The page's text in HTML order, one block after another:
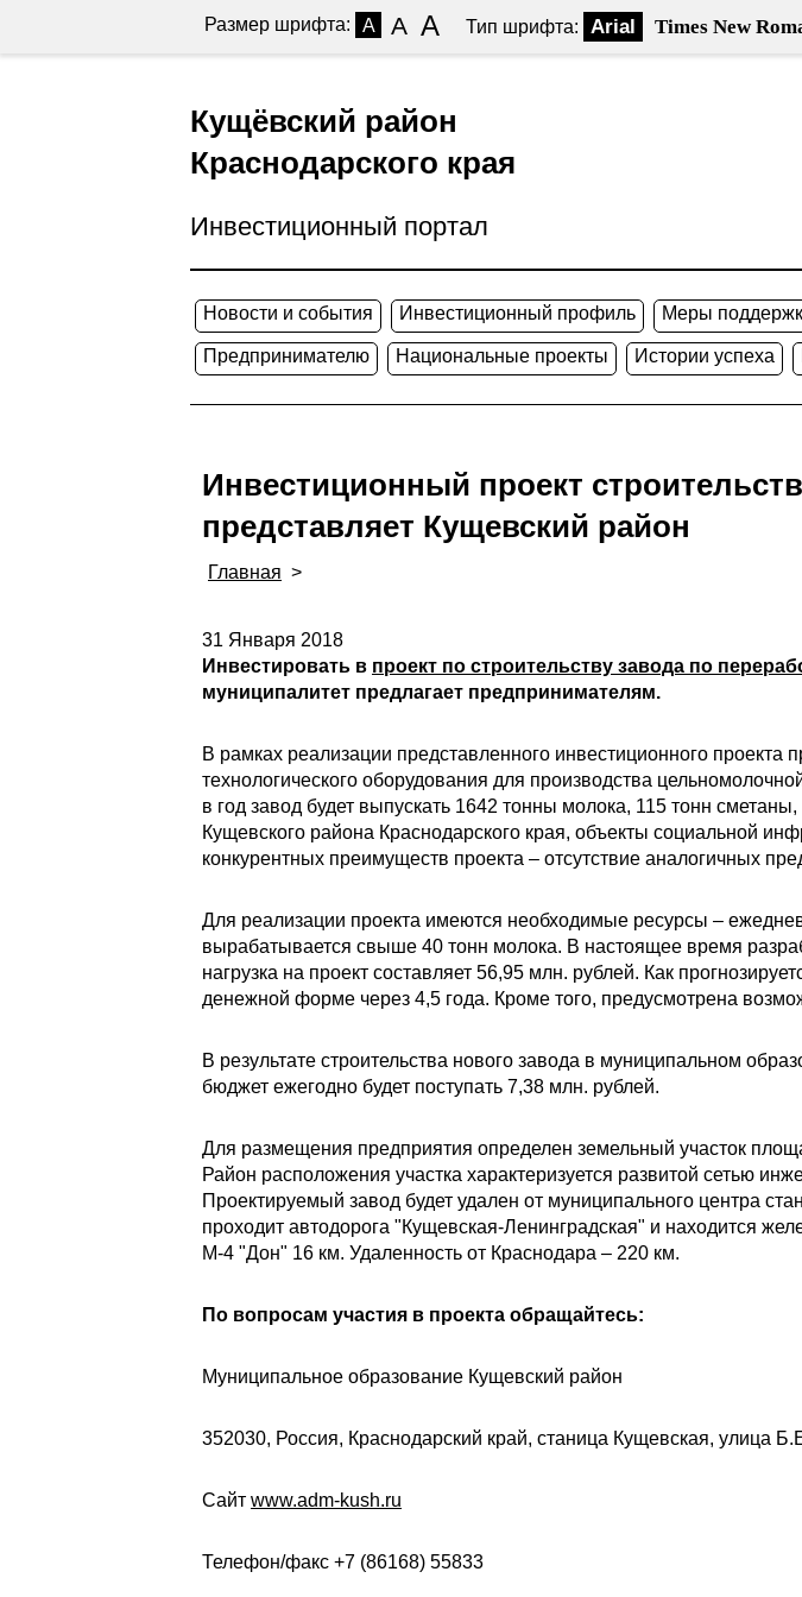
Размер шрифта: A A A Тип шрифта: Arial Times New
Кущёвский район
Краснодарского края
Инвестиционный портал
Новости и события Инвестиционный профиль Меры
Предпринимателю Национальные проекты Истории успеха
Инвестиционный проект
представляет Кущевский район
Главная >
31 Января 2018
Инвестировать в проект по строительству завода по
муниципалитет предлагает предпринимателям.
В рамках реализации представленного инвестиционного проекта
технологического оборудования для производства
в год завод будет выпускать 1642 тонны молока, 115 тонн
Кущевского района Краснодарского края, объекты социальной
конкурентных преимуществ проекта – отсутствие аналогичных
Для реализации проекта имеются необходимые ресурсы –
вырабатывается свыше 40 тонн молока. В настоящее время
нагрузка на проект составляет 56,95 млн. рублей. Как
денежной форме через 4,5 года. Кроме того, предусмотрена
В результате строительства нового завода в муниципальном
бюджет ежегодно будет поступать 7,38 млн. рублей.
Для размещения предприятия определен земельный участок
Район расположения участка характеризуется развитой сетью
Проектируемый завод будет удален от муниципального центра
проходит автодорога "Кущевская-Ленинградская" и находится
М-4 "Дон" 16 км. Удаленность от Краснодара – 220 км.
По вопросам участия в проекта обращайтесь:
Муниципальное образование Кущевский район
352030, Россия, Краснодарский край, станица Кущевская, улица
Сайт www.adm-kush.ru
Телефон/факс +7 (86168) 55833